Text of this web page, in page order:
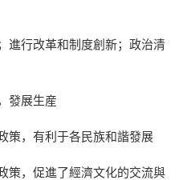
行改革和制度創新；政治清
發展生産
，有利于各民族和諧發展
，促進了經濟文化的交流與